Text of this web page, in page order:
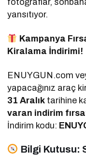
yansıtıyor.
Kampanya
Kiralama İndirimi!
ENUYGUN.com
yapacağınız araç
31 Aralık tarihine
varan indirim
İndirim kodu:
Bilgi Kutusu: